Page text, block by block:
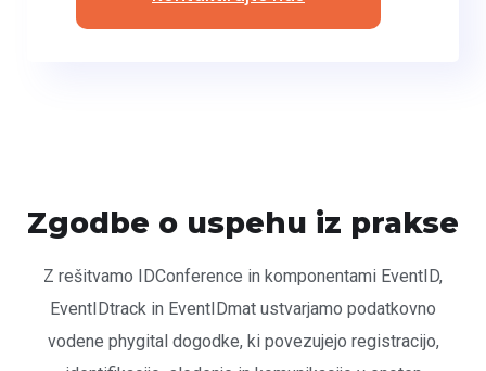
Zgodbe o uspehu iz prakse
Z rešitvamo IDConference in komponentami EventID,
EventIDtrack in EventIDmat ustvarjamo podatkovno
vodene phygital dogodke, ki povezujejo registracijo,